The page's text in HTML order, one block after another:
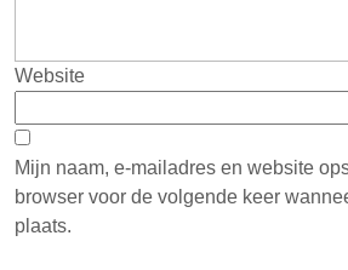
Website
Mijn naam, e-mailadres en website
browser voor de volgende keer
plaats.